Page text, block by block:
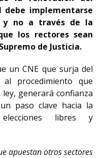
debe implementarse
y no a través de la
los rectores sean
de Justicia.
un CNE que surja del
procedimiento que
generará confianza
paso clave hacia la
libres y
apuestan otros sectores